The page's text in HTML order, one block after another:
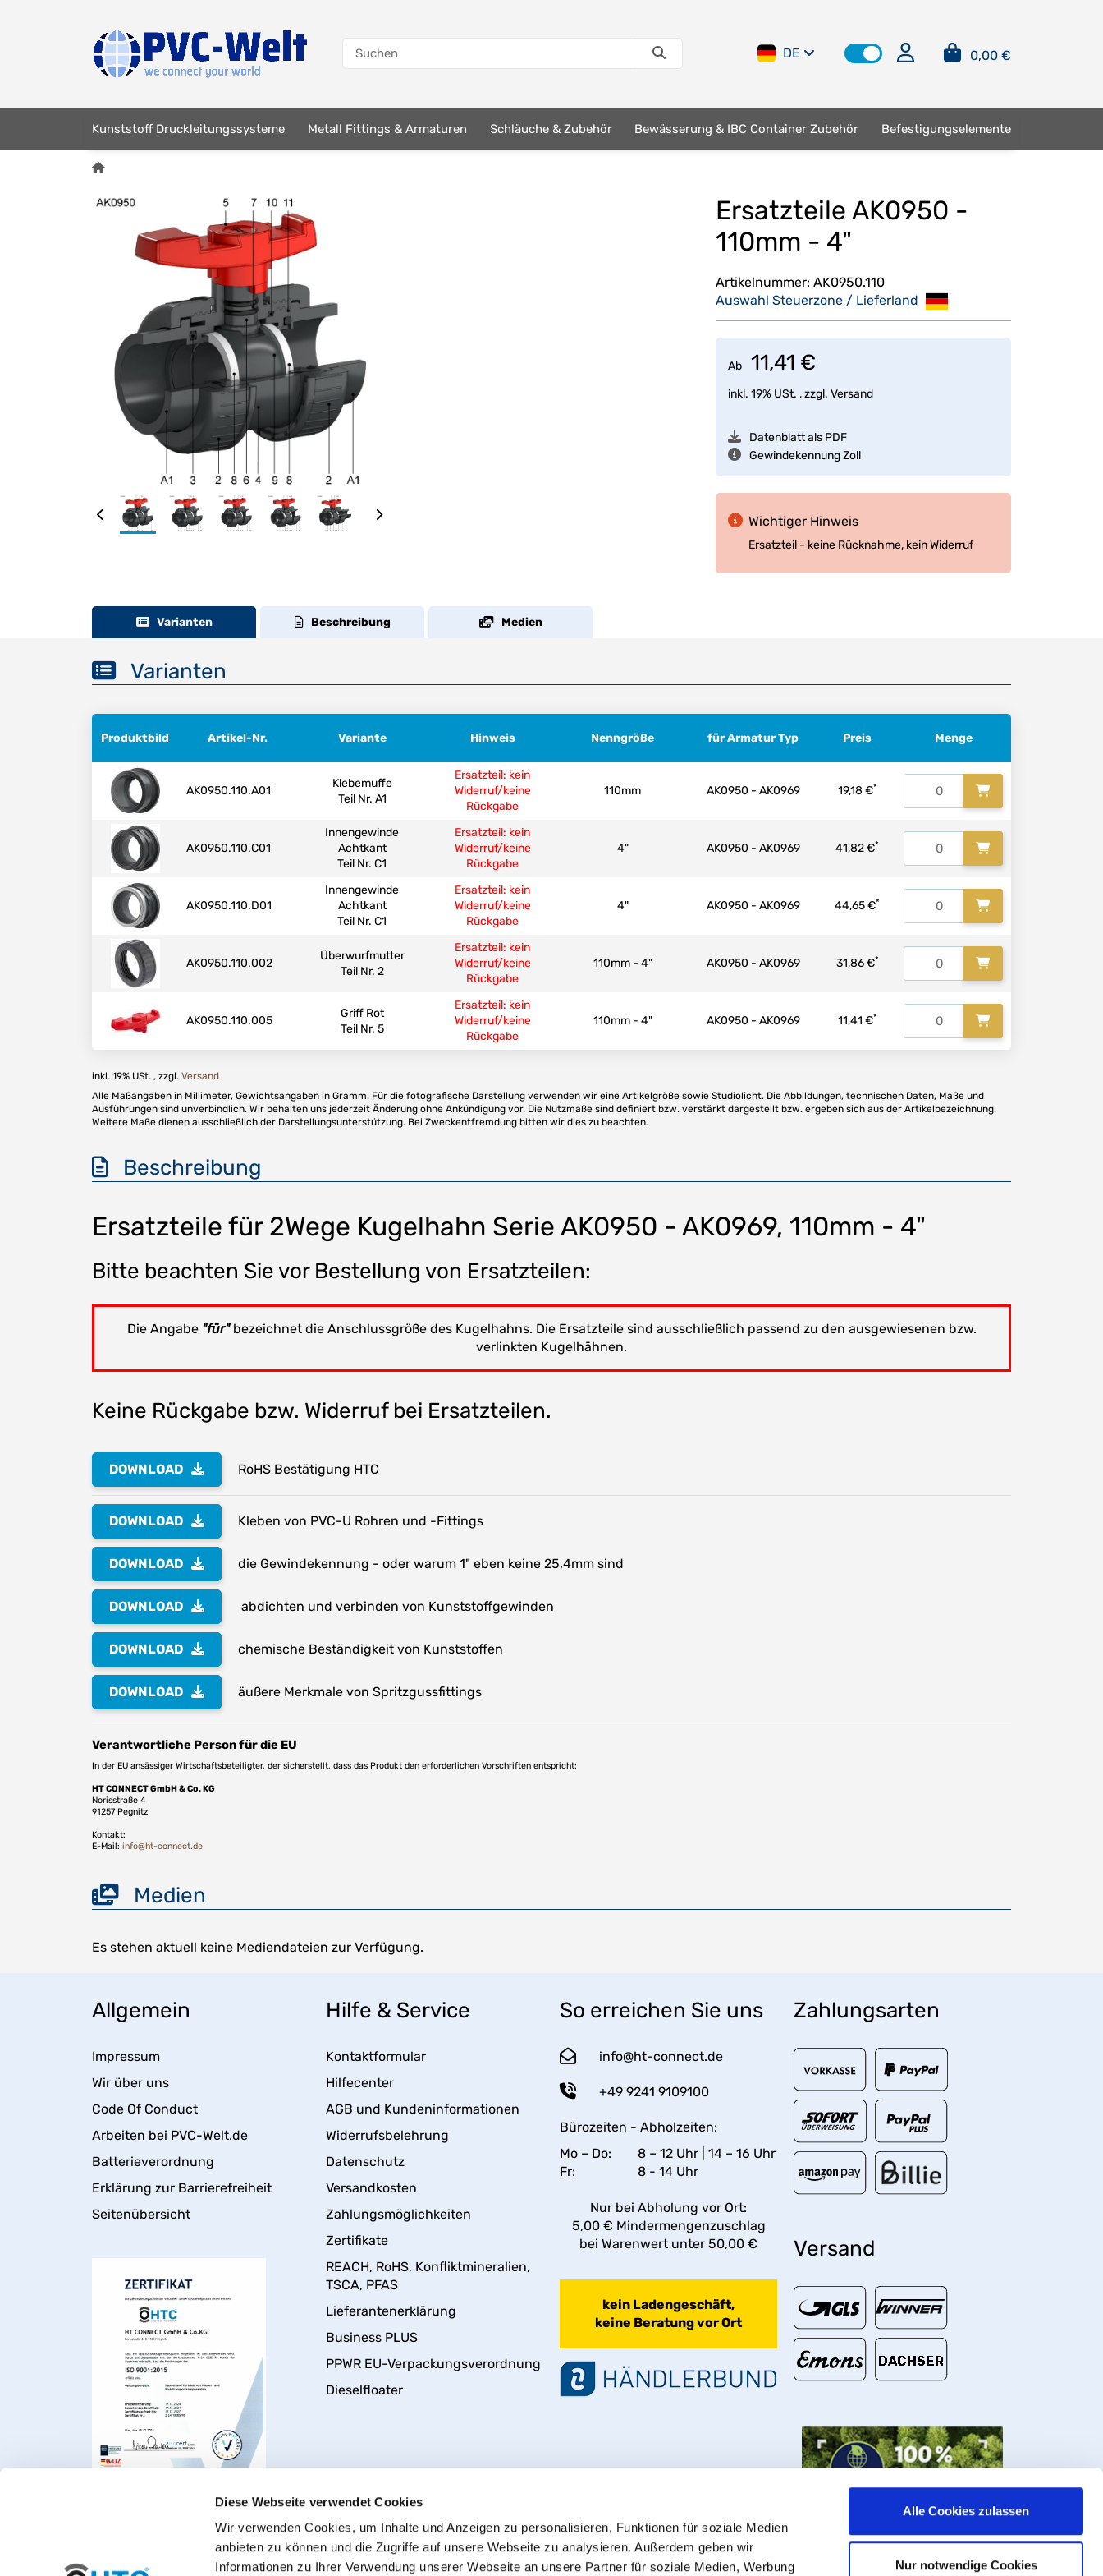
Diese Webseite verwendet Cookies
Wir verwenden Cookies, um Inhalte und Anzeigen zu personalisieren, Funktionen für soziale Medien
anbieten zu können und die Zugriffe auf unsere Webseite zu analysieren. Außerdem geben wir
Informationen zu Ihrer Verwendung unserer Webseite an unsere Partner für soziale Medien, Werbung
Alle Cookies zulassen
Nur notwendige Cookies
DE 0,00 €
Kunststoff Druckleitungssysteme Metall Fittings & Armaturen Schläuche & Zubehör Bewässerung & IBC Container Zubehör Befestigungselemente
Ersatzteile AK0950 -
110mm - 4"
Artikelnummer: AK0950.110
Auswahl Steuerzone / Lieferland
Ab 11,41 €
inkl. 19% USt. , zzgl. Versand
Datenblatt als PDF
Gewindekennung Zoll
Wichtiger Hinweis
Ersatzteil - keine Rücknahme, kein Widerruf
Varianten Beschreibung Medien
Varianten
Produktbild Artikel-Nr. Variante Hinweis Nenngröße für Armatur Typ Preis Menge
AK0950.110.A01
Klebemuffe
Teil Nr. A1
Ersatzteil: kein
Widerruf/keine
Rückgabe
110mm AK0950 - AK0969 19,18 €*
AK0950.110.C01
Innengewinde
Achtkant
Teil Nr. C1
Ersatzteil: kein
Widerruf/keine
Rückgabe
4" AK0950 - AK0969 41,82 €*
AK0950.110.D01
Innengewinde
Achtkant
Teil Nr. C1
Ersatzteil: kein
Widerruf/keine
Rückgabe
4" AK0950 - AK0969 44,65 €*
AK0950.110.002
Überwurfmutter
Teil Nr. 2
Ersatzteil: kein
Widerruf/keine
Rückgabe
110mm - 4" AK0950 - AK0969 31,86 €*
AK0950.110.005
Griff Rot
Teil Nr. 5
Ersatzteil: kein
Widerruf/keine
Rückgabe
110mm - 4" AK0950 - AK0969 11,41 €*
inkl. 19% USt. , zzgl. Versand
Alle Maßangaben in Millimeter, Gewichtsangaben in Gramm. Für die fotografische Darstellung verwenden wir eine Artikelgröße sowie Studiolicht. Die Abbildungen, technischen Daten, Maße und
Ausführungen sind unverbindlich. Wir behalten uns jederzeit Änderung ohne Ankündigung vor. Die Nutzmaße sind definiert bzw. verstärkt dargestellt bzw. ergeben sich aus der Artikelbezeichnung.
Weitere Maße dienen ausschließlich der Darstellungsunterstützung. Bei Zweckentfremdung bitten wir dies zu beachten.
Beschreibung
Ersatzteile für 2Wege Kugelhahn Serie AK0950 - AK0969, 110mm - 4"
Bitte beachten Sie vor Bestellung von Ersatzteilen:
Die Angabe "für"bezeichnet die Anschlussgröße des Kugelhahns. Die Ersatzteile sind ausschließlich passend zu den ausgewiesenen bzw.
verlinkten Kugelhähnen.
Keine Rückgabe bzw. Widerruf bei Ersatzteilen.
DOWNLOAD RoHS Bestätigung HTC
DOWNLOAD Kleben von PVC-U Rohren und -Fittings
DOWNLOAD die Gewindekennung - oder warum 1" eben keine 25,4mm sind
DOWNLOAD abdichten und verbinden von Kunststoffgewinden
DOWNLOAD chemische Beständigkeit von Kunststoffen
DOWNLOAD äußere Merkmale von Spritzgussfittings
Verantwortliche Person für die EU
In der EU ansässiger Wirtschaftsbeteiligter, der sicherstellt, dass das Produkt den erforderlichen Vorschriften entspricht:
HT CONNECT GmbH & Co. KG
Norisstraße 4
91257 Pegnitz
Kontakt:
E-Mail: info@ht-connect.de
Medien
Es stehen aktuell keine Mediendateien zur Verfügung.
Allgemein
Impressum
Wir über uns
Code Of Conduct
Arbeiten bei PVC-Welt.de
Batterieverordnung
Erklärung zur Barrierefreiheit
Seitenübersicht
Hilfe & Service
Kontaktformular
Hilfecenter
AGB und Kundeninformationen
Widerrufsbelehrung
Datenschutz
Versandkosten
Zahlungsmöglichkeiten
Zertifikate
REACH, RoHS, Konfliktmineralien,
TSCA, PFAS
Lieferantenerklärung
Business PLUS
PPWR EU-Verpackungsverordnung
Dieselfloater
So erreichen Sie uns
info@ht-connect.de
+49 9241 9109100
Bürozeiten - Abholzeiten:
Mo – Do:
8 – 12 Uhr | 14 – 16 Uhr
Fr:
8 - 14 Uhr
Nur bei Abholung vor Ort:
5,00 € Mindermengenzuschlag
bei Warenwert unter 50,00 €
kein Ladengeschäft,
keine Beratung vor Ort
Zahlungsarten
Versand